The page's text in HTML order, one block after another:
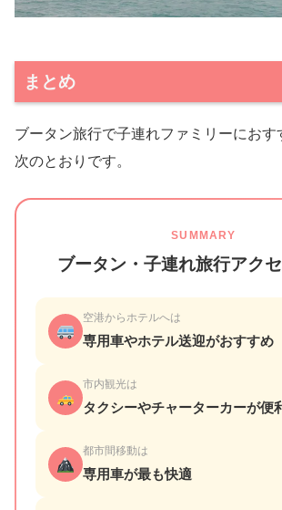
まとめ
ブータン旅行で子連れファミリーにおす
次のとおりです。
SUMMARY
ブータン・子連れ旅行アク
空港からホテルへは
専用車やホテル送迎がおすすめ
市内観光は
タクシーやチャーターカーが便
都市間移動は
専用車が最も快適